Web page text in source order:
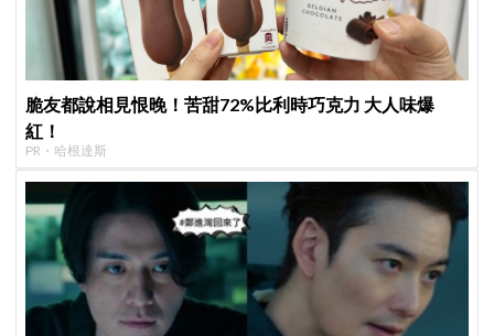
脆友都說相見恨晚！苦甜72%比利時巧克力 大人味爆
紅！
PR・哈根達斯